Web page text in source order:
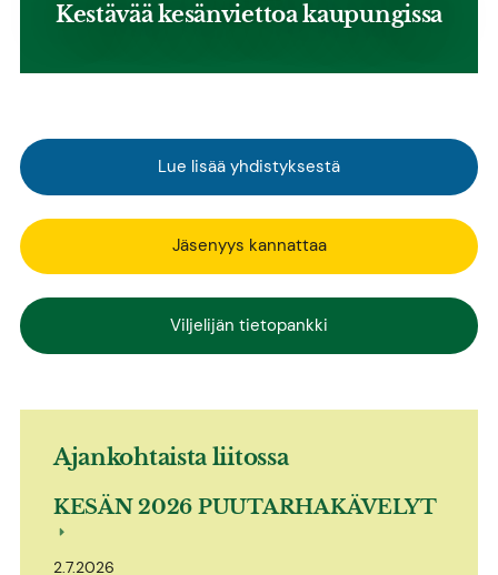
Kestävää kesänviettoa kaupungissa
Lue lisää yhdistyksestä
Jäsenyys kannattaa
Viljelijän tietopankki
Ajankohtaista liitossa
KESÄN 2026 PUUTARHAKÄVELYT
2.7.2026